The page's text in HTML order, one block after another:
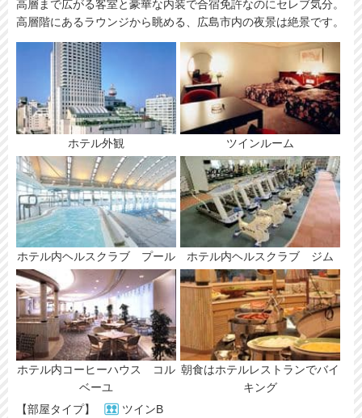
高層まで広がる客室と豪華な内装で合宿免許なのにセレブ気分。
高層階にあるラウンジから眺める、広島市内の夜景は絶景です。
ホテル外観 ツインルーム
ホテル内ヘルスクラブ プール ホテル内ヘルスクラブ ジム
ホテル内コーヒーハウス コル
ベーユ
朝食はホテルレストランでバイ
キング
【部屋タイプ】
ツインB